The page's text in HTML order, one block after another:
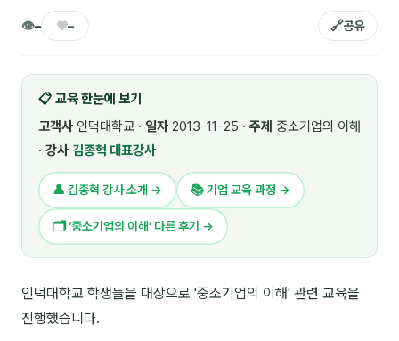
🧭 경영전략 · 트렌드 8
🎓 강사육성 · 교수법
🏭 산업 특화
💻 IT · 디지털
🎬 영상 · 콘텐츠
📊 프레젠테이션 · 기획 11
🚀 창업 · 커리어
👁– ♥– 🔗공유
📋 교육 한눈에 보기
고객사 인덕대학교 · 일자 2013-11-25 · 주제 중소기업의 이해
· 강사 김종혁 대표강사
👤 김종혁 강사 소개 → 📚 기업 교육 과정 →
🗂 ‘중소기업의 이해’ 다른 후기 →
인덕대학교 학생들을 대상으로 '중소기업의 이해' 관련 교육을
진행했습니다.